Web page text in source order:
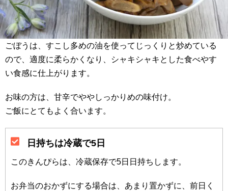
ごぼうは、すこし多めの油を使ってじっくりと炒めている
ので、適度に柔らかくなり、シャキシャキとした食べやす
い食感に仕上がります。
お味の方は、甘辛でややしっかりめの味付け。
ご飯にとてもよく合います。
日持ちは冷蔵で5日
このきんぴらは、冷蔵保存で5日日持ちします。
お弁当のおかずにする場合は、あまり置かずに、前日く